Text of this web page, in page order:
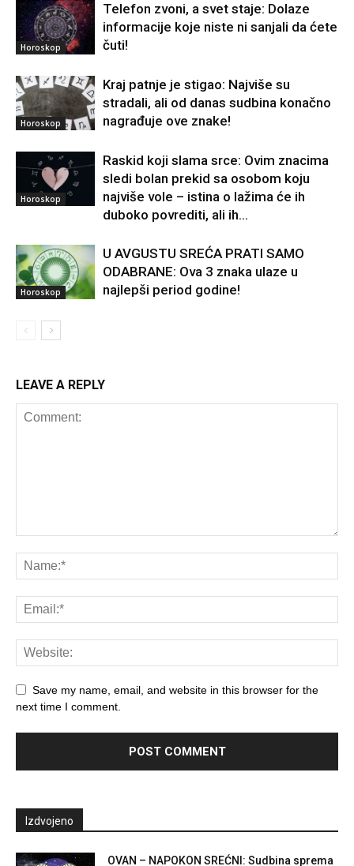
Horoskop
Telefon zvoni, a svet staje: Dolaze
informacije koje niste ni sanjali da ćete
čuti!
Horoskop
Kraj patnje je stigao: Najviše su
stradali, ali od danas sudbina konačno
nagrađuje ove znake!
Horoskop
Raskid koji slama srce: Ovim znacima
sledi bolan prekid sa osobom koju
najviše vole – istina o lažima će ih
duboko povrediti, ali ih...
Horoskop
U AVGUSTU SREĆA PRATI SAMO
ODABRANE: Ova 3 znaka ulaze u
najlepši period godine!
LEAVE A REPLY
Save my name, email, and website in this browser for the
next time I comment.
Izdvojeno
OVAN – NAPOKON SREĆNI: Sudbina sprema